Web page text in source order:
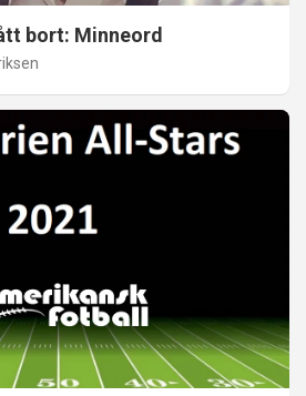
bort: Minneord